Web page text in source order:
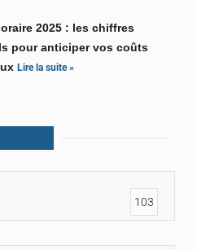
2025 : les chiffres
pour anticiper vos coûts
Lire la suite »
103